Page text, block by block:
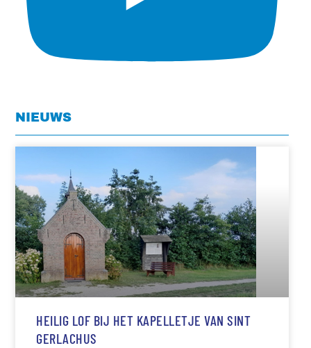
NIEUWS
HEILIG LOF BIJ HET KAPELLETJE VAN SINT
GERLACHUS